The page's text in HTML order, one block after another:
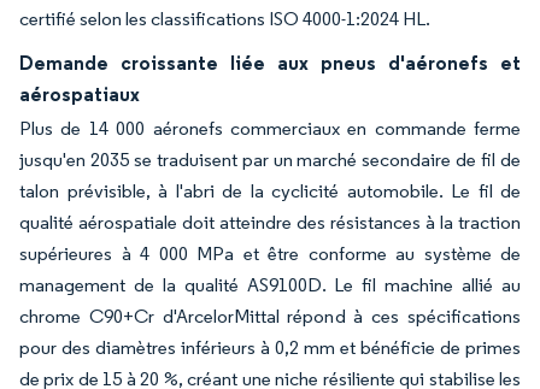
certifié selon les classifications ISO 4000-1:2024 HL.
Demande croissante liée aux pneus d'aéronefs et
aérospatiaux
Plus de 14 000 aéronefs commerciaux en commande ferme
jusqu'en 2035 se traduisent par un marché secondaire de fil de
talon prévisible, à l'abri de la cyclicité automobile. Le fil de
qualité aérospatiale doit atteindre des résistances à la traction
supérieures à 4 000 MPa et être conforme au système de
management de la qualité AS9100D. Le fil machine allié au
chrome C90+Cr d'ArcelorMittal répond à ces spécifications
pour des diamètres inférieurs à 0,2 mm et bénéficie de primes
de prix de 15 à 20 %, créant une niche résiliente qui stabilise les